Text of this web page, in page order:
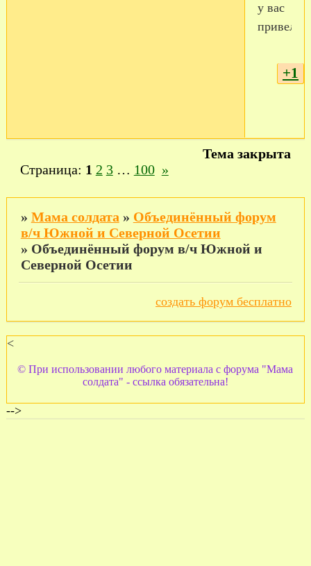
у вас
+1
Тема закрыта
Страница: 1 2 3 … 100 »
» Мама солдата » Объединённый форум
в/ч Южной и Северной Осетии
» Объединённый форум в/ч Южной и
Северной Осетии
создать форум бесплатно
<
© При использовании любого материала с форума "Мама
солдата" - ссылка обязательна!
-->